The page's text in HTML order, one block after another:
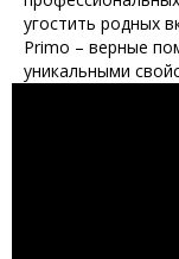
угостить родных
Primo – верные
уникальными